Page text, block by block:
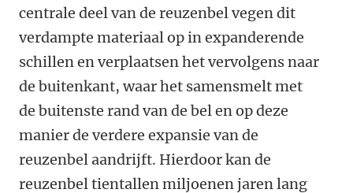
centrale deel van de reuzenbel vegen dit
verdampte materiaal op in expanderende
schillen en verplaatsen het vervolgens naar
de buitenkant, waar het samensmelt met
de buitenste rand van de bel en op deze
manier de verdere expansie van de
reuzenbel aandrijft. Hierdoor kan de
reuzenbel tientallen miljoenen jaren lang